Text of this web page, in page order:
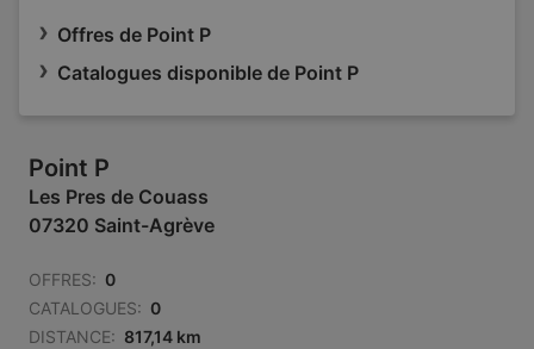
Offres de Point P
Catalogues disponible de Point P
Point P
Les Pres de Couass
07320 Saint-Agrève
OFFRES: 0
CATALOGUES: 0
DISTANCE: 817,14 km